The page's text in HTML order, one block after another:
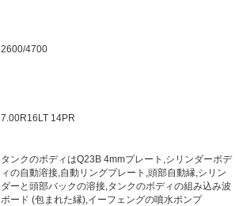
2600/4700
7.00R16LT 14PR
タンクのボディはQ23B 4mmプレート,シリンダーボデ
ィの自動溶接,自動リングプレート,頭部自動縁,シリン
ダーと頭部バックの溶接,タンクのボディの組み込み波
ボード (包まれた縁),イーフェングの噴水ポンプ